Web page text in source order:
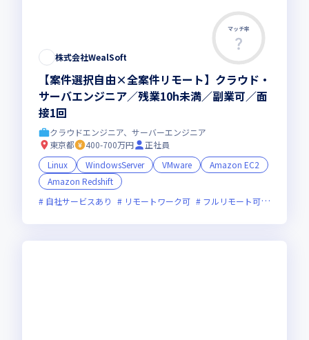
マッチ率
株式会社WealSoft
【案件選択自由×全案件リモート】クラウド・
サーバエンジニア／残業10h未満／副業可／面
接1回
クラウドエンジニア、サーバーエンジニア
東京都
400-700万円
正社員
Linux
WindowsServer VMware
Amazon EC2
Amazon Redshift
自社サービスあり
リモートワーク可 フルリモート可